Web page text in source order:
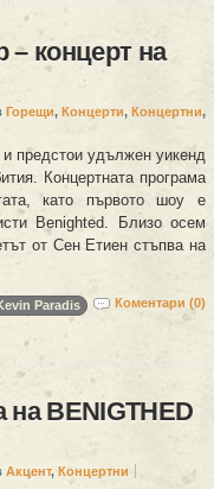
– концерт на
Горещи, Концерти, Концертни,
предстои удължен уикенд
Концертната програма
като първото шоу е
Benighted. Близо осем
от Сен Етиен стъпва на
Коментари (0)
Paradis
BENIGTHED
Акцент, Концертни